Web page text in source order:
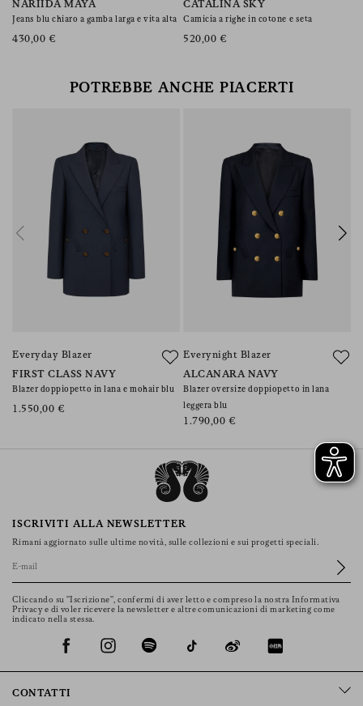
NARIIDA MAYA
Jeans blu chiaro a gamba larga e vita alta
430,00 €
CATALINA SKY
Camicia a righe in cotone e seta
520,00 €
POTREBBE ANCHE PIACERTI
Everyday Blazer
FIRST CLASS NAVY
Blazer doppiopetto in lana e mohair blu
1.550,00 €
Everynight Blazer
ALCANARA NAVY
Blazer oversize doppiopetto in lana
leggera blu
1.790,00 €
CONTATTI
ISCRIVITI ALLA NEWSLETTER
Rimani aggiornato sulle ultime novità, sulle collezioni e sui progetti speciali.
Cliccando su "Iscrizione", confermi di aver letto e compreso la nostra Informativa
Privacy e di voler ricevere la newsletter e altre comunicazioni di marketing come
indicato nella stessa.